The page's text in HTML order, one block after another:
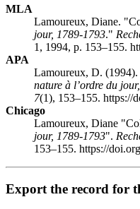
MLA
Lamoureux, Diane.
jour, 1789-1793."
1, 1994, p. 153–155.
APA
Lamoureux, D.
nature à l’ordre du
7(1), 153–155. https://
Chicago
Lamoureux, Diane
jour, 1789-1793".
153–155. https://
Export the record for